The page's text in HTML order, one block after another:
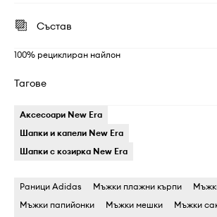
Състав
100% рециклиран найлон
Тагове
Аксесоари New Era
Шапки и капели New Era
Шапки с козирка New Era
Раници Adidas Мъжки плажни кърпи
Мъжки папийонки
Мъжки мешки
Мъжки